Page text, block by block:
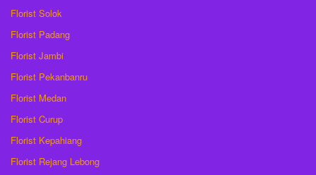
Florist Solok
Florist Padang
Florist Jambi
Florist Pekanbanru
Florist Medan
Florist Curup
Florist Kepahiang
Florist Rejang Lebong